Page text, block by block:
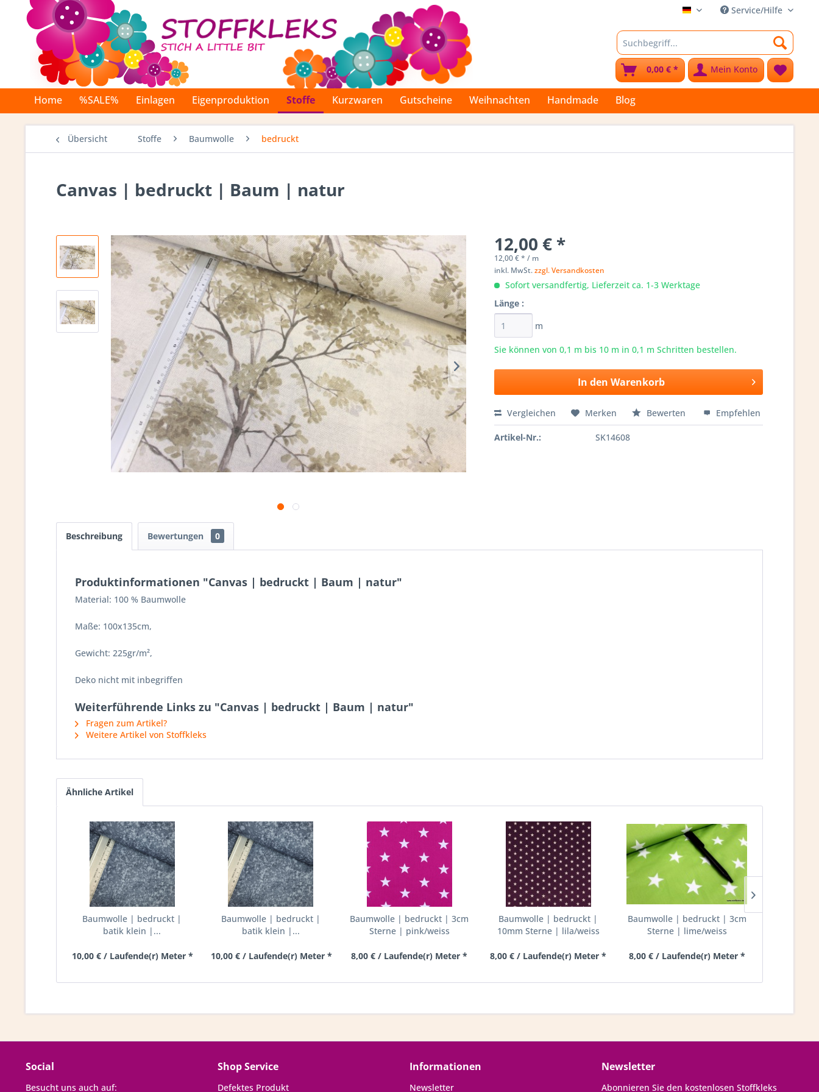
Stoffkleks Service/Hilfe
Mein Konto
0,00 € *
Home %SALE% Einlagen Eigenproduktion Stoffe Kurzwaren Gutscheine Weihnachten Handmade Blog
Übersicht Stoffe Baumwolle bedruckt
Canvas | bedruckt | Baum | natur
12,00 € *
12,00 € * / m
inkl. MwSt.zzgl. Versandkosten
Sofort versandfertig, Lieferzeit ca. 1-3 Werktage
Länge :
m
Sie können von 0,1 m bis 10 m in 0,1 m Schritten bestellen.
In den Warenkorb
Vergleichen Merken Bewerten Empfehlen
Artikel-Nr.: SK14608
Beschreibung Bewertungen 0
Produktinformationen "Canvas | bedruckt | Baum | natur"
Material: 100 % Baumwolle
Maße: 100x135cm,
Gewicht: 225gr/m²,
Deko nicht mit inbegriffen
Weiterführende Links zu "Canvas | bedruckt | Baum | natur"
Fragen zum Artikel?
Weitere Artikel von Stoffkleks
Ähnliche Artikel
Baumwolle | bedruckt |
batik klein |...
10,00 € / Laufende(r) Meter *
Baumwolle | bedruckt |
batik klein |...
10,00 € / Laufende(r) Meter *
Baumwolle | bedruckt | 3cm
Sterne | pink/weiss
8,00 € / Laufende(r) Meter *
Baumwolle | bedruckt |
10mm Sterne | lila/weiss
8,00 € / Laufende(r) Meter *
Baumwolle | bedruckt | 3cm
Sterne | lime/weiss
8,00 € / Laufende(r) Meter *
Social
Besucht uns auch auf:
Shop Service
Defektes Produkt
Informationen
Newsletter
Newsletter
Abonnieren Sie den kostenlosen Stoffkleks